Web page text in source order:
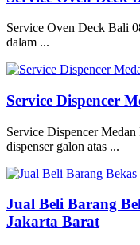
Service Oven Deck Bali
dalam ...
Service Dispencer
Service Dispencer
dispenser galon atas ...
Jual Beli Barang
Jakarta Barat